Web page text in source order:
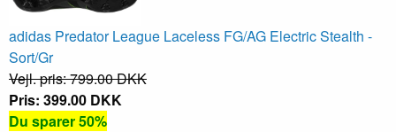
adidas Predator League Laceless FG/AG Electric Stealth -
Sort/Gr
Vejl. pris: 799.00 DKK
Pris: 399.00 DKK
Du sparer 50%